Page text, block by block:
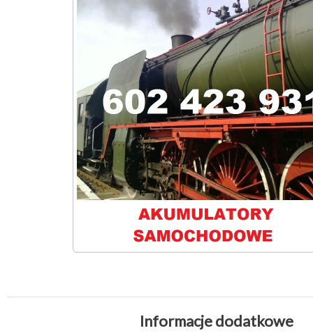
Informacje dodatkowe